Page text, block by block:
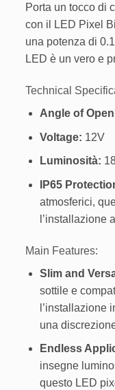
Porta un tocco di
con il LED Pixel
una potenza di
LED è un vero e
Technical
Angle of
Voltage: 12V
Luminosità:
IP65
atmosferici,
l’installazione
Main Features:
Slim and
sottile e
l’installazione
una
Endless
insegne
questo LED